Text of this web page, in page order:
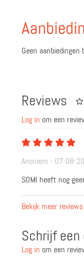
Geen aanbiedingen
Reviews
Log in om een
Anoniem - 07-08-
SOMI heeft nog
Bekijk meer reviews
Schrijf een
Log in om een